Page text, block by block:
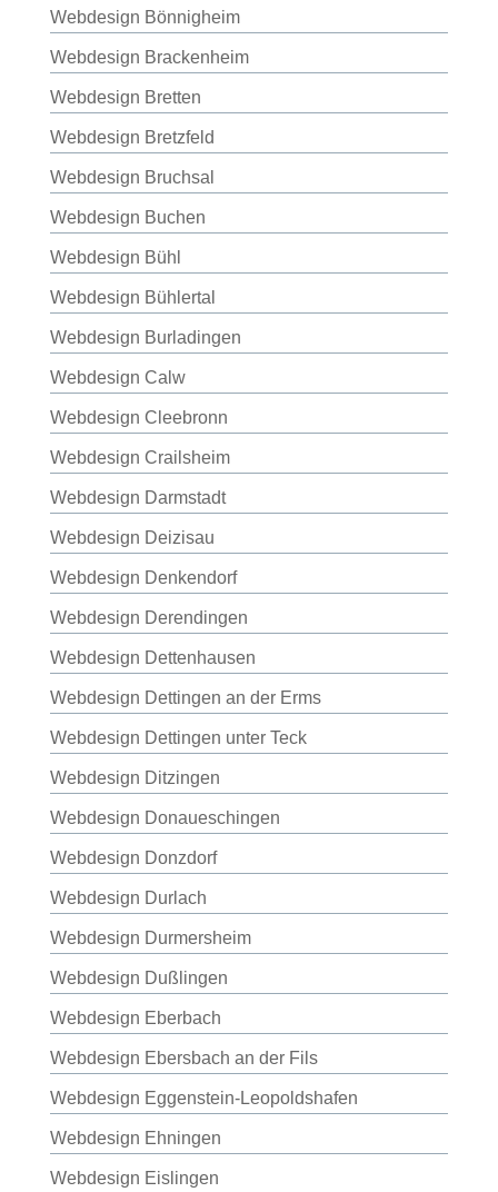
Webdesign Bönnigheim
Webdesign Brackenheim
Webdesign Bretten
Webdesign Bretzfeld
Webdesign Bruchsal
Webdesign Buchen
Webdesign Bühl
Webdesign Bühlertal
Webdesign Burladingen
Webdesign Calw
Webdesign Cleebronn
Webdesign Crailsheim
Webdesign Darmstadt
Webdesign Deizisau
Webdesign Denkendorf
Webdesign Derendingen
Webdesign Dettenhausen
Webdesign Dettingen an der Erms
Webdesign Dettingen unter Teck
Webdesign Ditzingen
Webdesign Donaueschingen
Webdesign Donzdorf
Webdesign Durlach
Webdesign Durmersheim
Webdesign Dußlingen
Webdesign Eberbach
Webdesign Ebersbach an der Fils
Webdesign Eggenstein-Leopoldshafen
Webdesign Ehningen
Webdesign Eislingen